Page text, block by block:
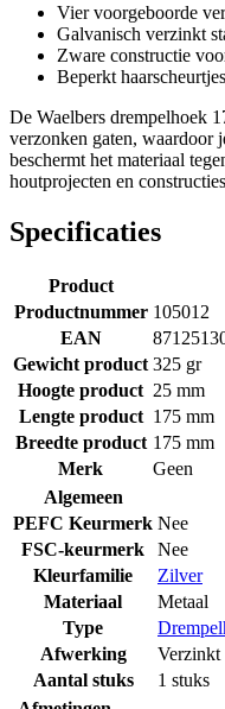
Vier voorgeboorde
Galvanisch verzinkt
Zware constructie
Beperkt
De Waelbers drempelhoek
verzonken gaten, waardoor
beschermt het materiaal
houtprojecten en
Specificaties
Product
Productnummer 105012
EAN
Gewicht product 325 gr
Hoogte product 25 mm
Lengte product 175 mm
Breedte product 175 mm
Merk
Geen
Algemeen
PEFC Keurmerk Nee
FSC-keurmerk
Nee
Kleurfamilie
Zilver
Materiaal
Metaal
Type
Afwerking
Verzinkt
Aantal stuks
1 stuks